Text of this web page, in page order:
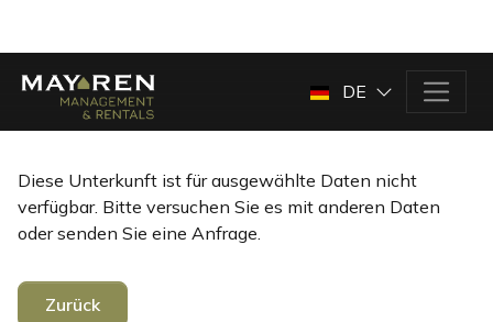
DE
Diese Unterkunft ist für ausgewählte Daten nicht
verfügbar. Bitte versuchen Sie es mit anderen Daten
oder senden Sie eine Anfrage.
Zurück